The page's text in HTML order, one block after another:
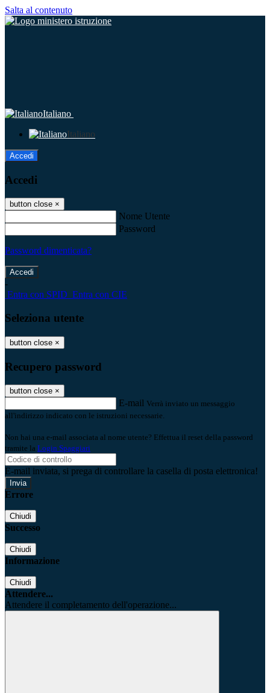
Salta al contenuto
Italiano
Italiano
Accedi
Accedi
button close ×
Nome Utente
Password
Password dimenticata?
-
Entra con SPID Entra con CIE
Seleziona utente
button close ×
Recupero password
button close ×
E-mail Verrà inviato un messaggio
all'indirizzo indicato con le istruzioni necessarie.
Non hai una e-mail associata al nome utente? Effettua il reset della password
tramite la Login Spaggiari
E-mail inviata, si prega di controllare la casella di posta elettronica!
Errore
Chiudi
Successo
Chiudi
Informazione
Chiudi
Attendere...
Attendere il completamento dell'operazione...